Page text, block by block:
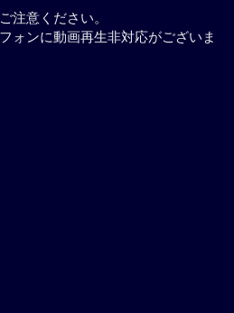
注意ください。
ォンに動画再生非対応がございま